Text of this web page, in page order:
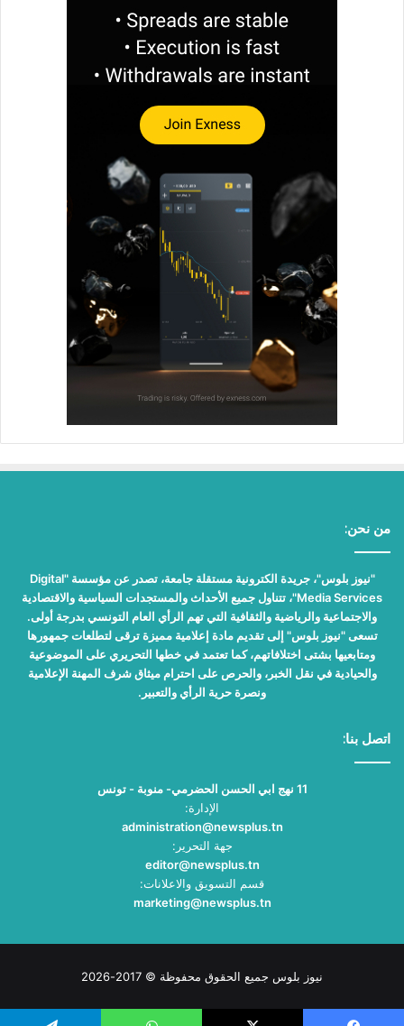
من نحن:
"نيوز بلوس"، جريدة الكترونية مستقلة جامعة، تصدر عن مؤسسة "Digital
Media Services"، تتناول جميع الأحداث والمستجدات السياسية والاقتصادية
والاجتماعية والرياضية والثقافية التي تهم الرأي العام التونسي بدرجة أولى.
تسعى "نيوز بلوس" إلى تقديم مادة إعلامية مميزة ترقى لتطلعات جمهورها
ومتابعيها بشتى اختلافاتهم، كما تعتمد في خطها التحريري على الموضوعية
والحيادية في نقل الخبر، والحرص على احترام ميثاق شرف المهنة الإعلامية
ونصرة حرية الرأي والتعبير.
اتصل بنا:
11 نهج ابي الحسن الحضرمي- منوبة - تونس
الإدارة:
administration@newsplus.tn
جهة التحرير:
editor@newsplus.tn
قسم التسويق والاعلانات:
marketing@newsplus.tn
نيوز بلوس جميع الحقوق محفوظة © 2017-2026